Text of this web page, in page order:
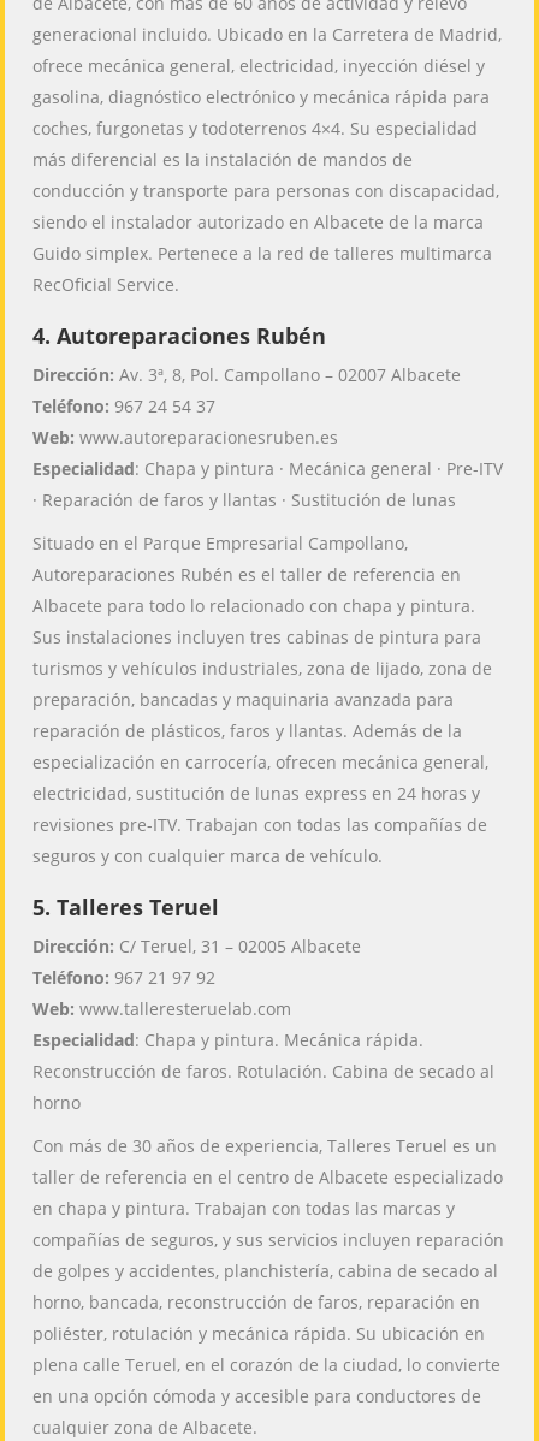
generacional incluido. Ubicado en la Carretera de Madrid,
ofrece mecánica general, electricidad, inyección diésel y
gasolina, diagnóstico electrónico y mecánica rápida para
coches, furgonetas y todoterrenos 4×4. Su especialidad
más diferencial es la instalación de mandos de
conducción y transporte para personas con discapacidad,
siendo el instalador autorizado en Albacete de la marca
Guido simplex. Pertenece a la red de talleres multimarca
RecOficial Service.
4. Autoreparaciones Rubén
Dirección: Av. 3ª, 8, Pol. Campollano – 02007 Albacete
Teléfono: 967 24 54 37
Web: www.autoreparacionesruben.es
Especialidad: Chapa y pintura · Mecánica general · Pre-ITV
· Reparación de faros y llantas · Sustitución de lunas
Situado en el Parque Empresarial Campollano,
Autoreparaciones Rubén es el taller de referencia en
Albacete para todo lo relacionado con chapa y pintura.
Sus instalaciones incluyen tres cabinas de pintura para
turismos y vehículos industriales, zona de lijado, zona de
preparación, bancadas y maquinaria avanzada para
reparación de plásticos, faros y llantas. Además de la
especialización en carrocería, ofrecen mecánica general,
electricidad, sustitución de lunas express en 24 horas y
revisiones pre-ITV. Trabajan con todas las compañías de
seguros y con cualquier marca de vehículo.
5. Talleres Teruel
Dirección: C/ Teruel, 31 – 02005 Albacete
Teléfono: 967 21 97 92
Web: www.talleresteruelab.com
Especialidad: Chapa y pintura. Mecánica rápida.
Reconstrucción de faros. Rotulación. Cabina de secado al
horno
Con más de 30 años de experiencia, Talleres Teruel es un
taller de referencia en el centro de Albacete especializado
en chapa y pintura. Trabajan con todas las marcas y
compañías de seguros, y sus servicios incluyen reparación
de golpes y accidentes, planchistería, cabina de secado al
horno, bancada, reconstrucción de faros, reparación en
poliéster, rotulación y mecánica rápida. Su ubicación en
plena calle Teruel, en el corazón de la ciudad, lo convierte
en una opción cómoda y accesible para conductores de
cualquier zona de Albacete.